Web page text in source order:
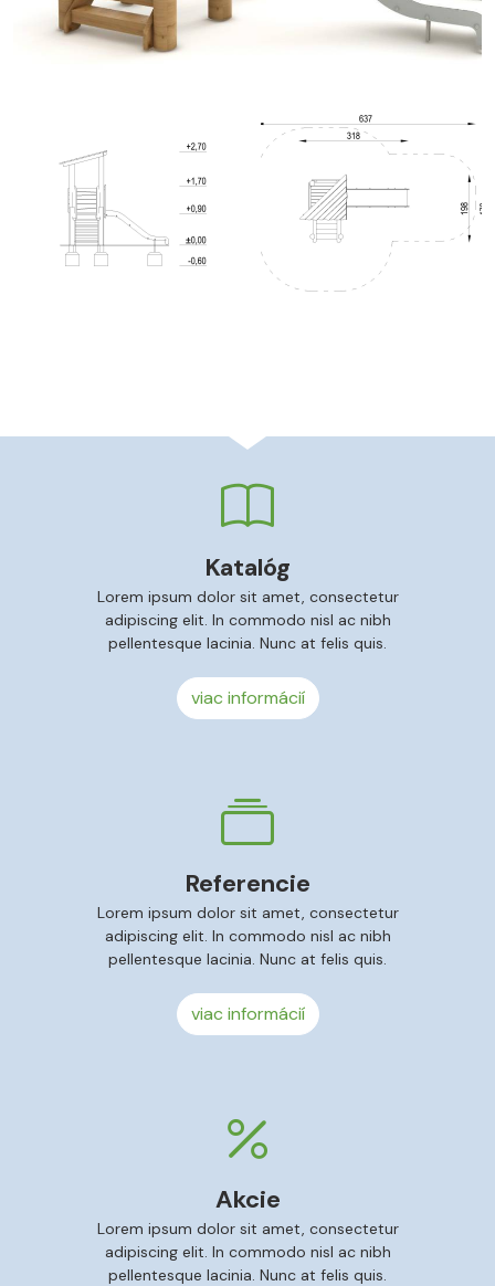
Katalóg
Lorem ipsum dolor sit amet, consectetur
adipiscing elit. In commodo nisl ac nibh
pellentesque lacinia. Nunc at felis quis.
viac informácií
Referencie
Lorem ipsum dolor sit amet, consectetur
adipiscing elit. In commodo nisl ac nibh
pellentesque lacinia. Nunc at felis quis.
viac informácií
Akcie
Lorem ipsum dolor sit amet, consectetur
adipiscing elit. In commodo nisl ac nibh
pellentesque lacinia. Nunc at felis quis.